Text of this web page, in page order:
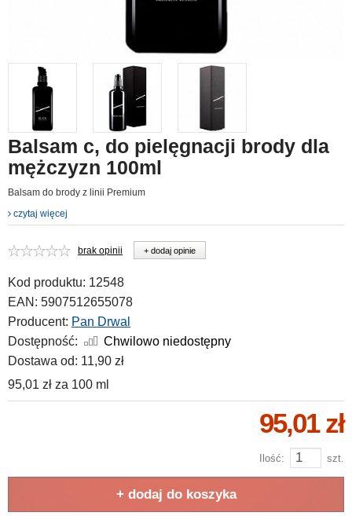
Balsam c, do pielęgnacji brody dla
mężczyzn 100ml
Balsam do brody z linii Premium
czytaj więcej
brak opinii + dodaj opinie
Kod produktu: 12548
EAN: 5907512655078
Producent: Pan Drwal
Dostępność:
Chwilowo niedostępny
Dostawa od: 11,90 zł
95,01 zł za 100 ml
95,01 zł
Ilość: szt.
+ dodaj do koszyka